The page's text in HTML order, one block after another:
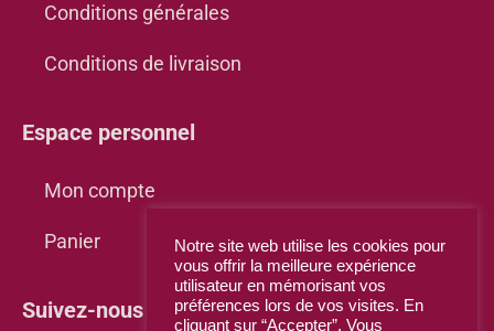
Conditions générales
Conditions de livraison
Espace personnel
Mon compte
Panier
Suivez-nous sur Facebook
Notre site web utilise les cookies pour
vous offrir la meilleure expérience
utilisateur en mémorisant vos
préférences lors de vos visites. En
cliquant sur “Accepter”. Vous